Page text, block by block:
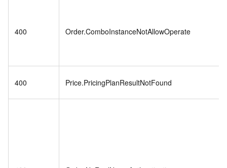
400 Order.ComboInstanceNotAllowOperate
400 Price.PricingPlanResultNotFound